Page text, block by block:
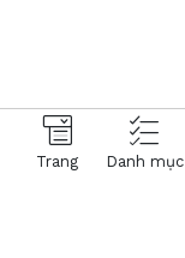
Trang Danh mục